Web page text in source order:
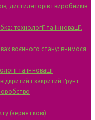
дистиляторів і виробників
технології та інновації.
воєнного стану: вчимося
та інновації
і закритий ґрунт
(зерняткові)